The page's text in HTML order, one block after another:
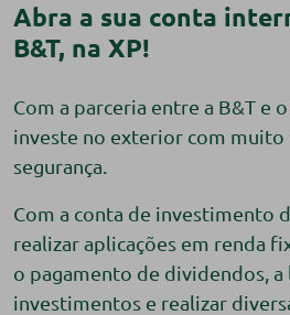
Abra a sua conta
B&T, na XP!
Com a parceria entre a B&T e o
investe no exterior com muito
segurança.
Com a conta de investimento
realizar aplicações em renda
o pagamento de dividendos, a
investimentos e realizar